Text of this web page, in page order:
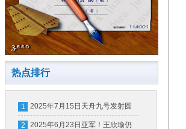
热点排行
1 2025年7月15日天舟九号发射圆
满成功
2 2025年6月23日亚军！王欣瑜仍